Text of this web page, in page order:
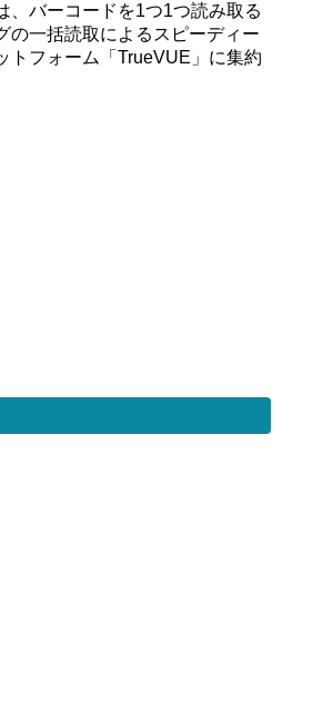
、バーコードを1つ1つ読み取る
の一括読取によるスピーディー
トフォーム「TrueVUE」に集約